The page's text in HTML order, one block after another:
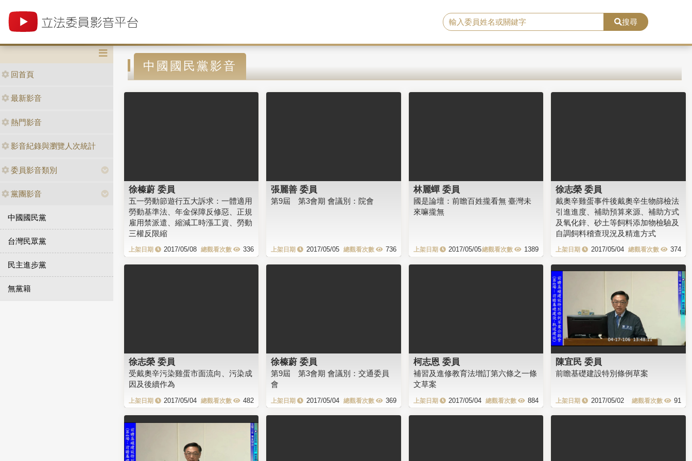
搜尋
回首頁
最新影音
熱門影音
影音紀錄與瀏覽人次統計
委員影音類別
黨團影音
中國國民黨
台灣民眾黨
民主進步黨
無黨籍
中國國民黨影音
徐榛蔚 委員
五一勞動節遊行五大訴求：一體適用
勞動基準法、年金保障反修惡、正規
雇用禁派遣、縮減工時漲工資、勞動
三權反限縮
2017/05/08 336
張麗善 委員
第9屆 第3會期 會議別：院會
2017/05/05 736
林麗蟬 委員
國是論壇：前瞻百姓攏看無 臺灣未
來嘛攏無
2017/05/05 1389
徐志榮 委員
戴奧辛雞蛋事件後戴奧辛生物篩檢法
引進進度、補助預算來源、補助方式
及氧化鋅、砂土等飼料添加物檢驗及
自調飼料稽查現況及精進方式
2017/05/04 374
徐志榮 委員
受戴奧辛污染雞蛋市面流向、污染成
因及後續作為
2017/05/04 482
徐榛蔚 委員
第9屆 第3會期 會議別：交通委員
會
2017/05/04 369
柯志恩 委員
補習及進修教育法增訂第六條之一條
文草案
2017/05/04 884
陳宜民 委員
前瞻基礎建設特別條例草案
2017/05/02 91